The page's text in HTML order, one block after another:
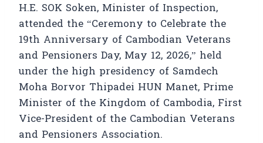
H.E. SOK Soken, Minister of Inspection,
attended the “Ceremony to Celebrate the
19th Anniversary of Cambodian Veterans
and Pensioners Day, May 12, 2026,” held
under the high presidency of Samdech
Moha Borvor Thipadei HUN Manet, Prime
Minister of the Kingdom of Cambodia, First
Vice-President of the Cambodian Veterans
and Pensioners Association.